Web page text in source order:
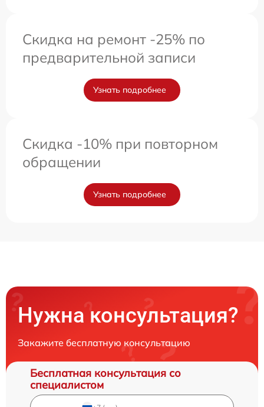
Скидка на ремонт -25% по
предварительной записи
Узнать подробнее
Скидка -10% при повторном
обращении
Узнать подробнее
Нужна консультация?
Закажите бесплатную консультацию
Бесплатная консультация со
специалистом